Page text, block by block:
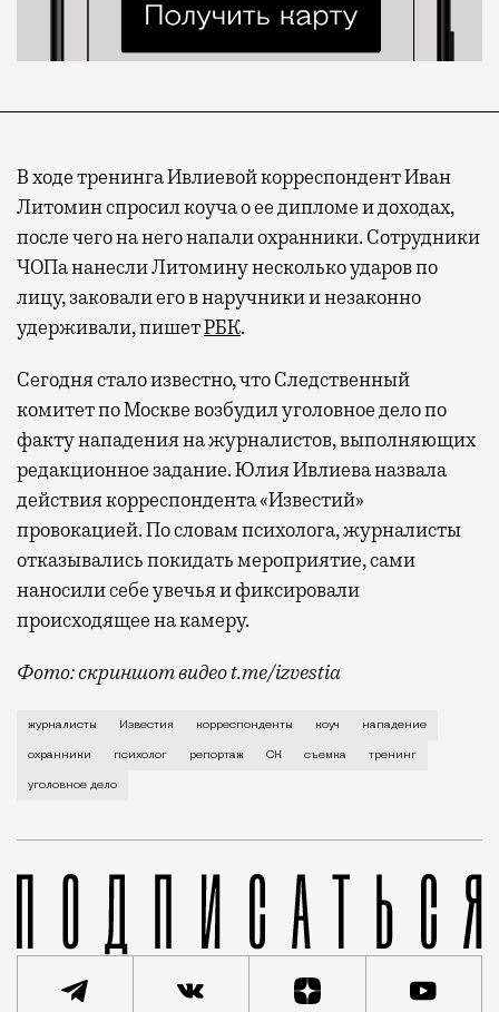
В ходе тренинга Ивлиевой корреспондент Иван
Литомин спросил коуча о ее дипломе и доходах,
после чего на него напали охранники. Сотрудники
ЧОПа нанесли Литомину несколько ударов по
лицу, заковали его в наручники и незаконно
удерживали, пишетРБК.
Сегодня стало известно, что Следственный
комитет по Москве возбудил уголовное дело по
факту нападения на журналистов, выполняющих
редакционное задание. Юлия Ивлиева назвала
действия корреспондента «Известий»
провокацией. По словам психолога, журналисты
отказывались покидать мероприятие, сами
наносили себе увечья и фиксировали
происходящее на камеру.
Фото: скриншот видео t.me/izvestia
Инцидент случился вчера вечером в Московском
журналисты Известия корреспонденты коуч нападение
охранники психолог репортаж СК съемка тренинг
уголовное дело